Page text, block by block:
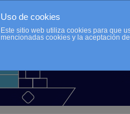
Uso de cookies
Este sitio web utiliza cookies para que
mencionadas cookies y la aceptación